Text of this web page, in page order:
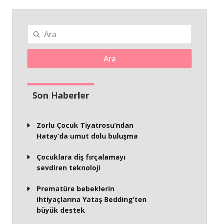
Ara
Son Haberler
Zorlu Çocuk Tiyatrosu’ndan
Hatay’da umut dolu buluşma
Çocuklara diş fırçalamayı
sevdiren teknoloji
Prematüre bebeklerin
ihtiyaçlarına Yataş Bedding’ten
büyük destek